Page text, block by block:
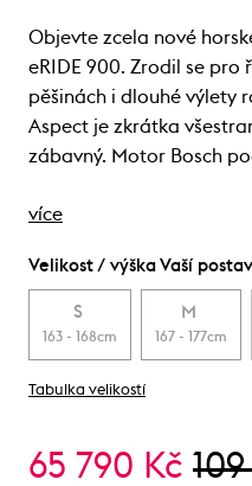
Objevte zcela nové
eRIDE 900. Zrodil se
pěšinách i dlouhé výlety
Aspect je zkrátka
zábavný. Motor Bosch
více
Velikost / výška Vaší
S
163 - 168cm
M
167 - 177cm
Tabulka velikostí
65 790 Kč